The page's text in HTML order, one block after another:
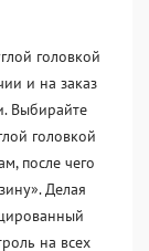
головкой
и на заказ
Выбирайте
головкой
после чего
Делая
на всех